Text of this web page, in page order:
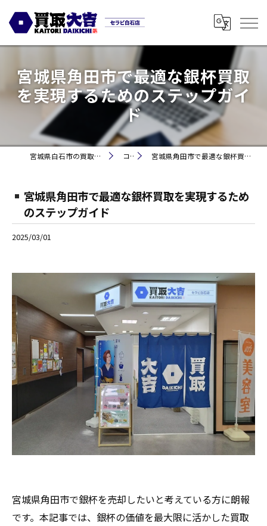
宮城県角田市で最適な銀杯買取
を実現するためのステップガイ
ド
宮城県白石市の買取なら買取大吉セラビ白石店 コラム 宮城県角田市で最適な銀杯買取を実現するためのステップガイド
宮城県角田市で最適な銀杯買取を実現するため
のステップガイド
2025/03/01
宮城県角田市で銀杯を売却したいと考えている方に朗報
です。本記事では、銀杯の価値を最大限に活かした買取